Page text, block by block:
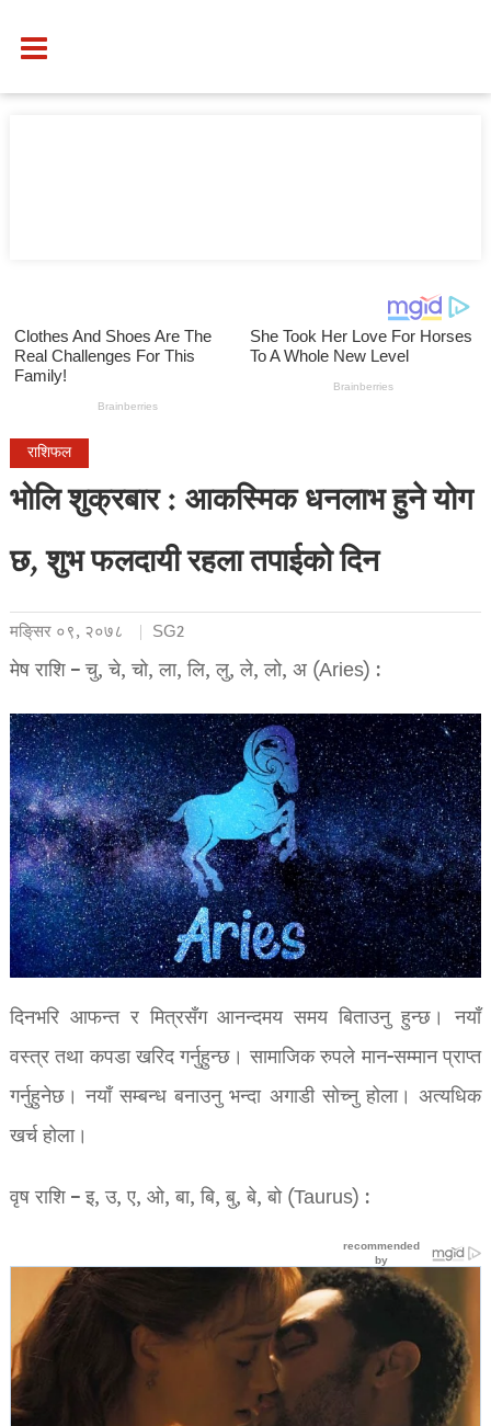
राशिफल
भोलि शुक्रबार : आकस्मिक धनलाभ हुने योग
छ, शुभ फलदायी रहला तपाईको दिन
मङि्सर ०९, २०७८ SG2
मेष राशि – चु, चे, चो, ला, लि, लु, ले, लो, अ (Aries) :
दिनभरि आफन्त र मित्रसँग आनन्दमय समय बिताउनु हुन्छ। नयाँ
वस्त्र तथा कपडा खरिद गर्नुहुन्छ। सामाजिक रुपले मान-सम्मान प्राप्त
गर्नुहुनेछ। नयाँ सम्बन्ध बनाउनु भन्दा अगाडी सोच्नु होला। अत्यधिक
खर्च होला।
वृष राशि – इ, उ, ए, ओ, बा, बि, बु, बे, बो (Taurus) :